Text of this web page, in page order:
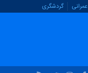
عمرانی گردشگری